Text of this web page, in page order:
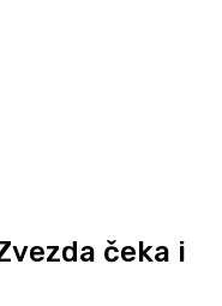
čeka i